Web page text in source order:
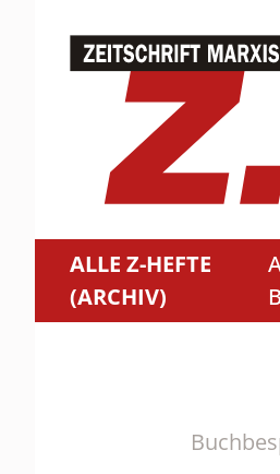
ALLE Z-HEFTE
(ARCHIV)